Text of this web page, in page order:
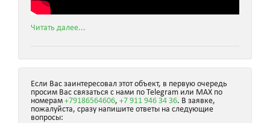
Читать далее...
Если Вас заинтересовал этот объект, в первую очередь
просим Вас связаться с нами по Telegram или MAX по
номерам +79186564606, +7 911 946 34 36. В заявке,
пожалуйста, сразу напишите ответы на следующие
вопросы: